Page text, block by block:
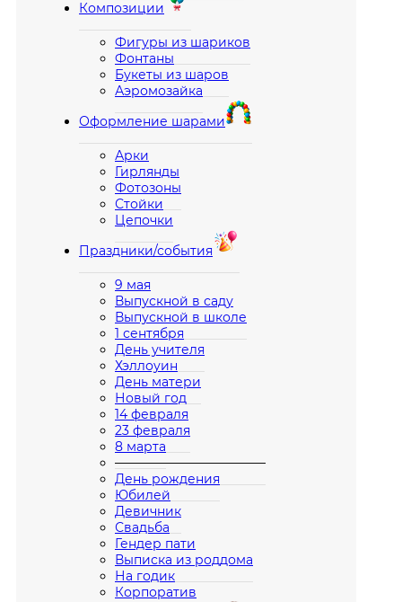
Композиции
Фигуры из шариков
Фонтаны
Букеты из шаров
Аэромозайка
Оформление шарами
Арки
Гирлянды
Фотозоны
Стойки
Цепочки
Праздники/события
9 мая
Выпускной в саду
Выпускной в школе
1 сентября
День учителя
Хэллоуин
День матери
Новый год
14 февраля
23 февраля
8 марта
————————————
День рождения
Юбилей
Девичник
Свадьба
Гендер пати
Выписка из роддома
На годик
Корпоратив